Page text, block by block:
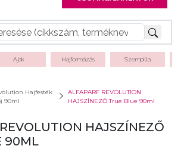
Ajak Hajformázás Szempilla
Hajfesték
90ml
ALFAPARF REVOLUTION
HAJSZÍNEZŐ True Blue 90ml
HAJSZÍNEZŐ
90ML